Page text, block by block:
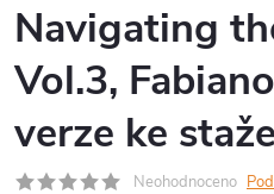
Navigating
Vol.3,
verze ke
Neohodnoceno